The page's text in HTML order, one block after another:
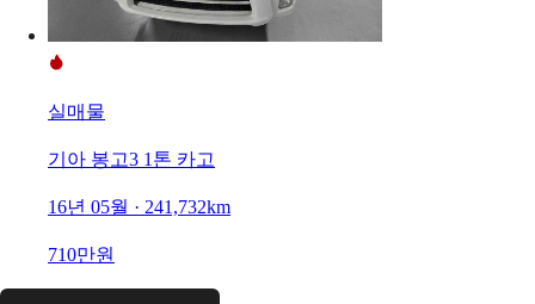
실매물
기아 봉고3 1톤 카고
16년 05월 · 241,732km
710만원